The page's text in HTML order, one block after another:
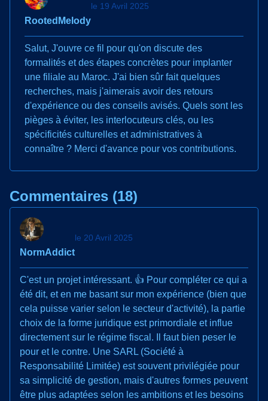
RootedMelody
le 19 Avril 2025
Salut, J'ouvre ce fil pour qu'on discute des
formalités et des étapes concrètes pour implanter
une filiale au Maroc. J'ai bien sûr fait quelques
recherches, mais j'aimerais avoir des retours
d'expérience ou des conseils avisés. Quels sont les
pièges à éviter, les interlocuteurs clés, ou les
spécificités culturelles et administratives à
connaître ? Merci d'avance pour vos contributions.
Commentaires (18)
NormAddict
le 20 Avril 2025
C'est un projet intéressant. 👍 Pour compléter ce qui a
été dit, et en me basant sur mon expérience (bien que
cela puisse varier selon le secteur d'activité), la partie
choix de la forme juridique est primordiale et influe
directement sur le régime fiscal. Il faut bien peser le
pour et le contre. Une SARL (Société à
Responsabilité Limitée) est souvent privilégiée pour
sa simplicité de gestion, mais d'autres formes peuvent
être plus adaptées selon les ambitions et les besoins